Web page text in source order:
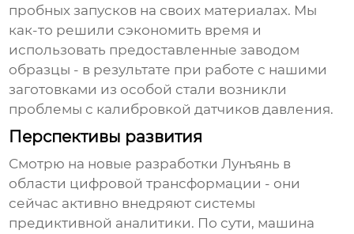
пробных запусков на своих материалах. Мы
как-то решили сэкономить время и
использовать предоставленные заводом
образцы - в результате при работе с нашими
заготовками из особой стали возникли
проблемы с калибровкой датчиков давления.
Перспективы развития
Смотрю на новые разработки Лунъянь в
области цифровой трансформации - они
сейчас активно внедряют системы
предиктивной аналитики. По сути, машина